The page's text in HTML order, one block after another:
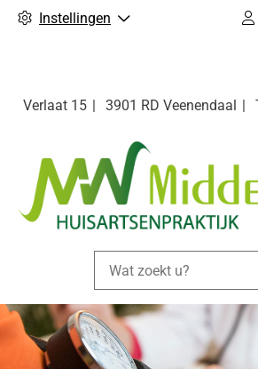
Instellingen
Verlaat 15 3901 RD Veenendaal